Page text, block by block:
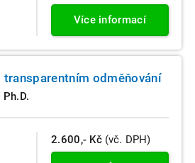
Více informací
transparentním odměňování
2.600,- Kč (vč. DPH)